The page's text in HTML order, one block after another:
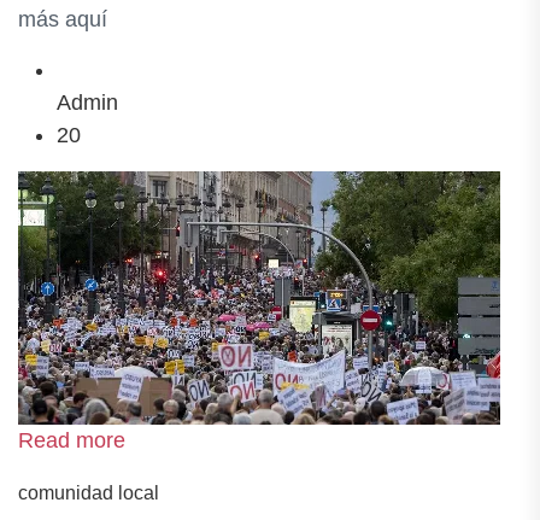
más aquí
Admin
20
Read more
comunidad local